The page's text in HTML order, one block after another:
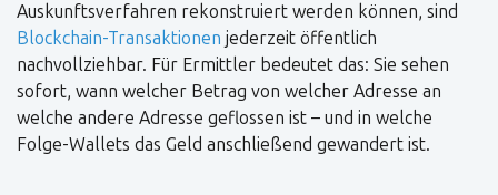
Auskunftsverfahren rekonstruiert werden können, sind
Blockchain-Transaktionen jederzeit öffentlich
nachvollziehbar. Für Ermittler bedeutet das: Sie sehen
sofort, wann welcher Betrag von welcher Adresse an
welche andere Adresse geflossen ist – und in welche
Folge-Wallets das Geld anschließend gewandert ist.